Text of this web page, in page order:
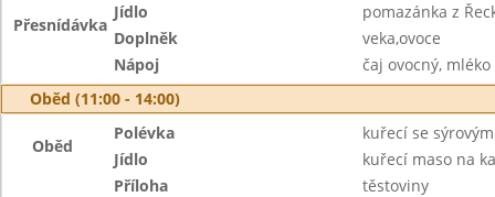
Přesnídávka
Jídlo
pomazánka z
Doplněk
veka,ovoce
Nápoj
čaj ovocný, mléko
Oběd (11:00 - 14:00)
Oběd
Polévka
kuřecí se
Jídlo
kuřecí maso na
Příloha
těstoviny